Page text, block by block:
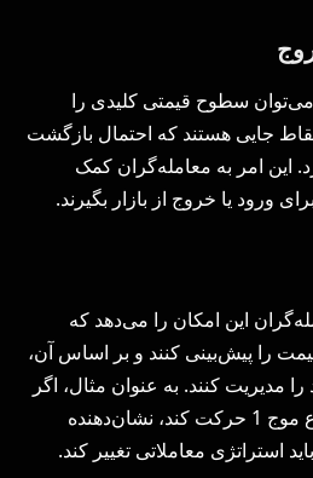
می‌توان سطوح قیمتی کلیدی را
جایی هستند که احتمال بازگشت
این امر به معامله‌گران کمک
ورود یا خروج از بازار بگیرند.
این امکان را می‌دهد که
را پیش‌بینی کنند و بر اساس آن،
مدیریت کنند. به عنوان مثال، اگر
موج 2 فراتر از نقطه شروع موج 1 حرکت کند، نشان‌دهنده
استراتژی معاملاتی تغییر کند.